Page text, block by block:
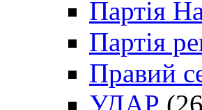
Партія
Партія
Правий
УДАР